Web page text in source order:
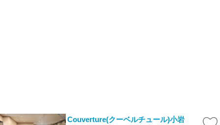
Couverture(クーベルチュール)小岩